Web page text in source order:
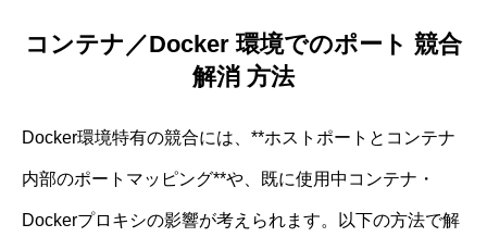
コンテナ／Docker 環境でのポート 競合
解消 方法
Docker環境特有の競合には、**ホストポートとコンテナ
内部のポートマッピング**や、既に使用中コンテナ・
Dockerプロキシの影響が考えられます。以下の方法で解